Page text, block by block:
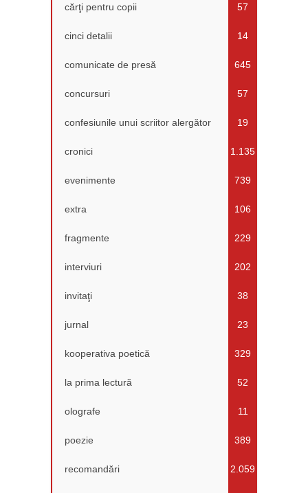
cărţi pentru copii 57
cinci detalii 14
comunicate de presă 645
concursuri 57
confesiunile unui scriitor alergător 19
cronici 1.135
evenimente 739
extra 106
fragmente 229
interviuri 202
invitaţi 38
jurnal 23
kooperativa poetică 329
la prima lectură 52
olografe 11
poezie 389
recomandări 2.059